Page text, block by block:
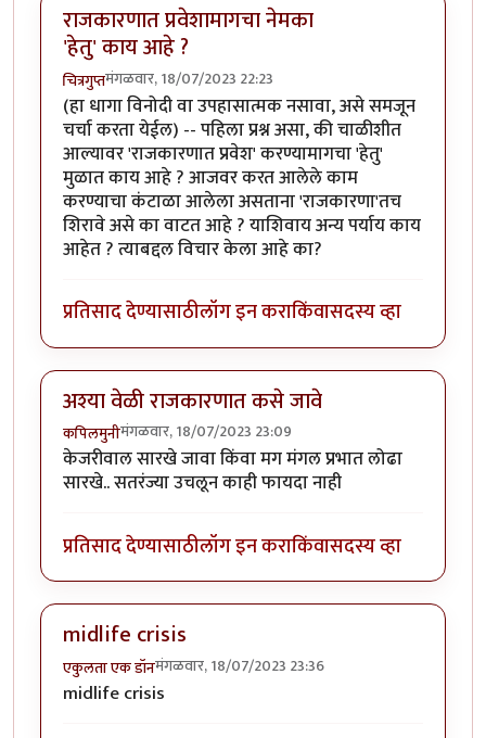
राजकारणात प्रवेशामागचा नेमका
'हेतु' काय आहे ?
चित्रगुप्तमंगळवार, 18/07/2023 22:23
(हा धागा विनोदी वा उपहासात्मक नसावा, असे समजून
चर्चा करता येईल) -- पहिला प्रश्न असा, की चाळीशीत
आल्यावर 'राजकारणात प्रवेश' करण्यामागचा 'हेतु'
मुळात काय आहे ? आजवर करत आलेले काम
करण्याचा कंटाळा आलेला असताना 'राजकारणा'तच
शिरावे असे का वाटत आहे ? याशिवाय अन्य पर्याय काय
आहेत ? त्याबद्दल विचार केला आहे का?
प्रतिसाद देण्यासाठीलॉग इन कराकिंवासदस्य व्हा
अश्या वेळी राजकारणात कसे जावे
कपिलमुनीमंगळवार, 18/07/2023 23:09
केजरीवाल सारखे जावा किंवा मग मंगल प्रभात लोढा
सारखे.. सतरंज्या उचलून काही फायदा नाही
प्रतिसाद देण्यासाठीलॉग इन कराकिंवासदस्य व्हा
midlife crisis
एकुलता एक डॉनमंगळवार, 18/07/2023 23:36
midlife crisis